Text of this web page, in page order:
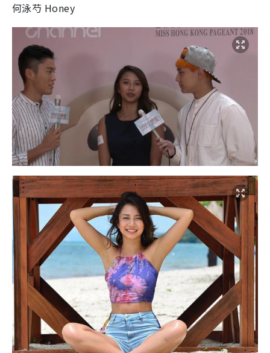
何泳芍 Honey